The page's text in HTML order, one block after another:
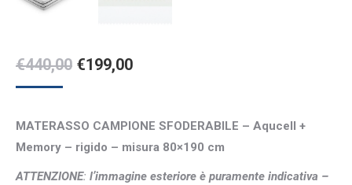
€440,00 Il
era:
€440,00.
€199,00Il
è:
MATERASSO CAMPIONE SFODERABILE – Aqucell +
Memory – rigido – misura 80×190 cm
ATTENZIONE: l’immagine esteriore è puramente indicativa –